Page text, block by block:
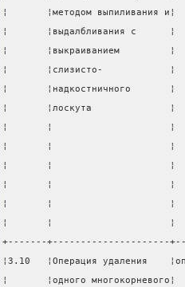
¦       ¦методом выпиливания
¦       ¦выдалбливания с
¦       ¦выкраиванием
¦       ¦слизисто-            ¦
¦       ¦надкостничного
¦       ¦лоскута              ¦
¦       ¦                     ¦
¦       ¦                     ¦
¦       ¦                     ¦
¦       ¦                     ¦
¦       ¦                     ¦
¦       ¦                     ¦
+-------+---------------------
¦3.10   ¦Операция удаления
¦       ¦одного